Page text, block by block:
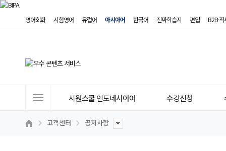
영어회화 시험영어 유럽어 아시아어 한국어 진짜학습지 편입 B2B·
트
시원스쿨 인도네시아어 수강신청
고객센터 공지사항